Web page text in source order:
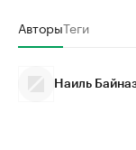
АвторыТеги
Наиль